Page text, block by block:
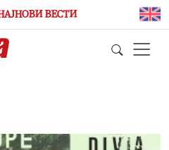
ВЕСТИ